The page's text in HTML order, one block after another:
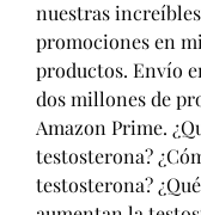
nuestras
promociones en
productos. Envío
dos millones de
Amazon Prime.
testosterona?
testosterona?